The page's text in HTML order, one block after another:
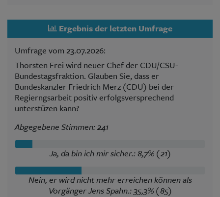
Ergebnis der letzten Umfrage
Umfrage vom 23.07.2026:
Thorsten Frei wird neuer Chef der CDU/CSU-
Bundestagsfraktion. Glauben Sie, dass er
Bundeskanzler Friedrich Merz (CDU) bei der
Regierngsarbeit positiv erfolgsversprechend
unterstüzen kann?
Abgegebene Stimmen: 241
Ja, da bin ich mir sicher.: 8,7% (21)
Nein, er wird nicht mehr erreichen können als
Vorgänger Jens Spahn.: 35,3% (85)